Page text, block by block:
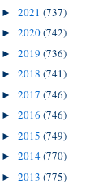
► 2021 (737)
► 2020(742)
► 2019 (736)
► 2018 (741)
► 2017 (746)
► 2016 (746)
► 2015 (749)
► 2014(770)
► 2013 (775)